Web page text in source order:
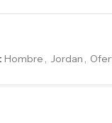
Hombre Jordan